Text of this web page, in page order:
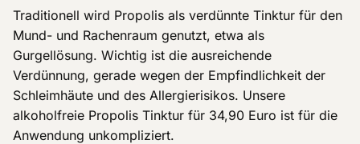
Traditionell wird Propolis als verdünnte Tinktur für den
Mund- und Rachenraum genutzt, etwa als
Gurgellösung. Wichtig ist die ausreichende
Verdünnung, gerade wegen der Empfindlichkeit der
Schleimhäute und des Allergierisikos. Unsere
alkoholfreie Propolis Tinktur für 34,90 Euro ist für die
Anwendung unkompliziert.